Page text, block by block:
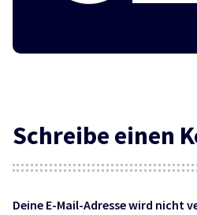
Schreibe einen
Deine E-Mail-Adresse wird nicht